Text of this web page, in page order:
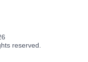
reserved.